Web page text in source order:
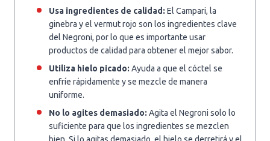
Usa ingredientes de calidad: El Campari, la
ginebra y el vermut rojo son los ingredientes clave
del Negroni, por lo que es importante usar
productos de calidad para obtener el mejor sabor.
Utiliza hielo picado: Ayuda a que el cóctel se
enfríe rápidamente y se mezcle de manera
uniforme.
No lo agites demasiado: Agita el Negroni solo lo
suficiente para que los ingredientes se mezclen